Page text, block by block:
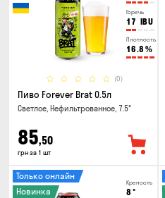
Горечь
17 IBU
Плотность
16.8 %
(0)
Пиво Forever Brat 0.5л
Светлое, Нефильтрованное, 7.5°
85,50
грн за 1 шт
Крепость
8 °
Только онлайн
Новинка